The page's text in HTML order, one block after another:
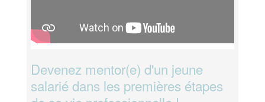
Devenez mentor(e) d'un jeune
salarié dans les premières étapes